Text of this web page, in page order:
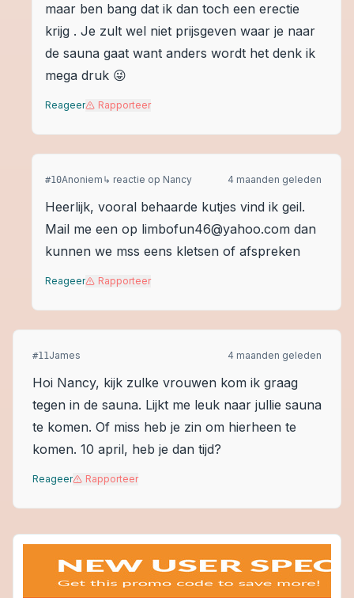
maar ben bang dat ik dan toch een erectie
krijg . Je zult wel niet prijsgeven waar je naar
de sauna gaat want anders wordt het denk ik
mega druk 😜
Reageer Rapporteer
#10Anoniem ↳ reactie op Nancy 4 maanden geleden
Heerlijk, vooral behaarde kutjes vind ik geil.
Mail me een op limbofun46@yahoo.com dan
kunnen we mss eens kletsen of afspreken
Reageer Rapporteer
#11James 4 maanden geleden
Hoi Nancy, kijk zulke vrouwen kom ik graag
tegen in de sauna. Lijkt me leuk naar jullie sauna
te komen. Of miss heb je zin om hierheen te
komen. 10 april, heb je dan tijd?
Reageer Rapporteer